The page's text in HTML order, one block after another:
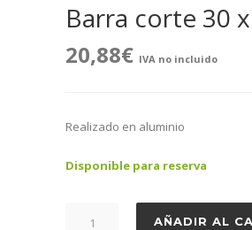
Barra corte 30 x
20,88€ IVA no incluido
Realizado en aluminio
Disponible para reserva
AÑADIR AL